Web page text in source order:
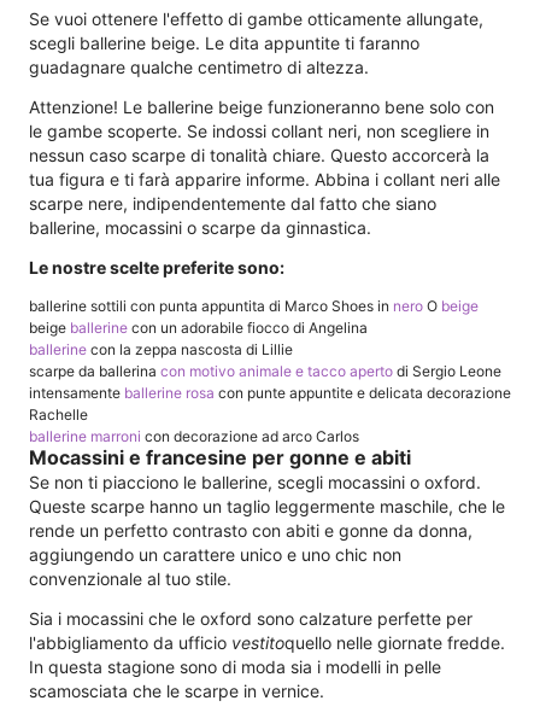
Se vuoi ottenere l'effetto di gambe otticamente allungate,
scegli ballerine beige. Le dita appuntite ti faranno
guadagnare qualche centimetro di altezza.
Attenzione! Le ballerine beige funzioneranno bene solo con
le gambe scoperte. Se indossi collant neri, non scegliere in
nessun caso scarpe di tonalità chiare. Questo accorcerà la
tua figura e ti farà apparire informe. Abbina i collant neri alle
scarpe nere, indipendentemente dal fatto che siano
ballerine, mocassini o scarpe da ginnastica.
Le nostre scelte preferite sono:
ballerine sottili con punta appuntita di Marco Shoes in nero O beige
beige ballerine con un adorabile fiocco di Angelina
ballerine con la zeppa nascosta di Lillie
scarpe da ballerina con motivo animale e tacco aperto di Sergio Leone
intensamente ballerine rosa con punte appuntite e delicata decorazione
Rachelle
ballerine marroni con decorazione ad arco Carlos
Mocassini e francesine per gonne e abiti
Se non ti piacciono le ballerine, scegli mocassini o oxford.
Queste scarpe hanno un taglio leggermente maschile, che le
rende un perfetto contrasto con abiti e gonne da donna,
aggiungendo un carattere unico e uno chic non
convenzionale al tuo stile.
Sia i mocassini che le oxford sono calzature perfette per
l'abbigliamento da ufficio vestitoquello nelle giornate fredde.
In questa stagione sono di moda sia i modelli in pelle
scamosciata che le scarpe in vernice.